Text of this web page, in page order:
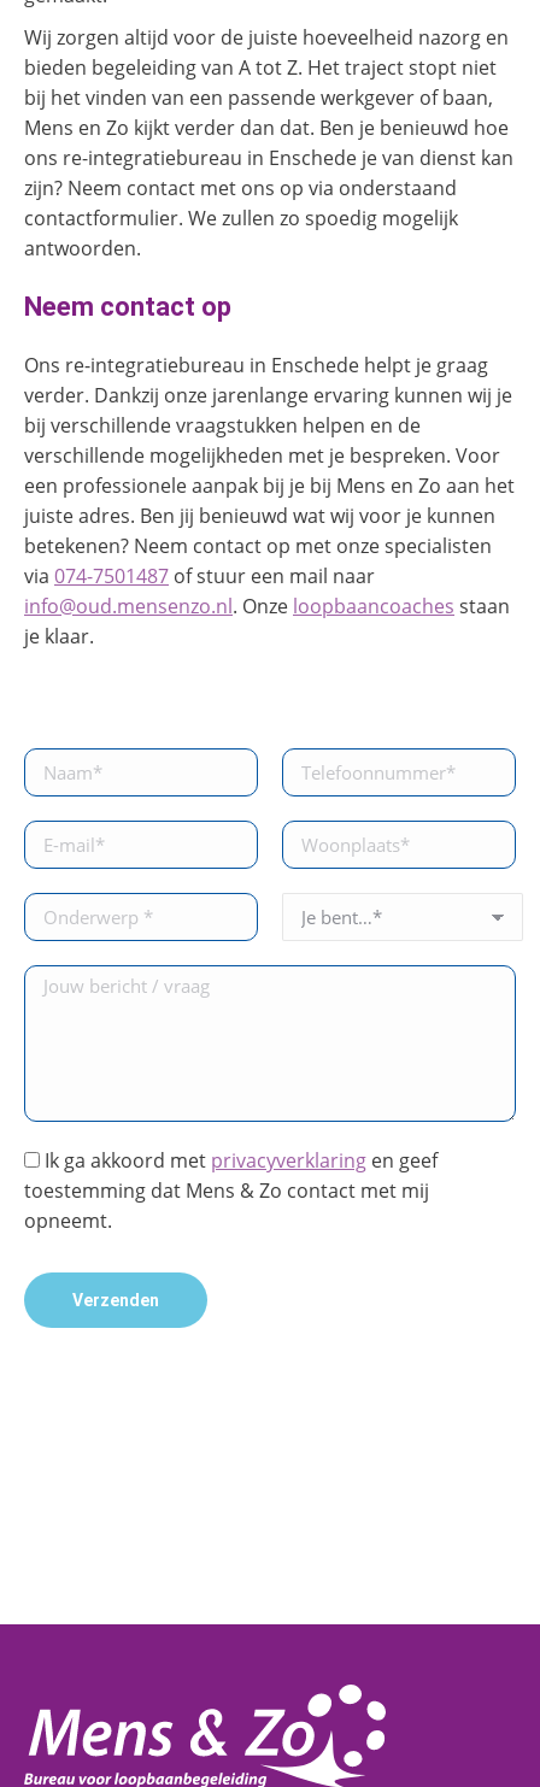
Wij zorgen altijd voor de juiste hoeveelheid nazorg en
bieden begeleiding van A tot Z. Het traject stopt niet
bij het vinden van een passende werkgever of baan,
Mens en Zo kijkt verder dan dat. Ben je benieuwd hoe
ons re-integratiebureau in Enschede je van dienst kan
zijn? Neem contact met ons op via onderstaand
contactformulier. We zullen zo spoedig mogelijk
antwoorden.
Neem contact op
Ons re-integratiebureau in Enschede helpt je graag
verder. Dankzij onze jarenlange ervaring kunnen wij je
bij verschillende vraagstukken helpen en de
verschillende mogelijkheden met je bespreken. Voor
een professionele aanpak bij je bij Mens en Zo aan het
juiste adres. Ben jij benieuwd wat wij voor je kunnen
betekenen? Neem contact op met onze specialisten
via 074-7501487 of stuur een mail naar
info@oud.mensenzo.nl. Onze loopbaancoaches staan
je klaar.
Ik ga akkoord met privacyverklaring en geef
toestemming dat Mens & Zo contact met mij
opneemt.